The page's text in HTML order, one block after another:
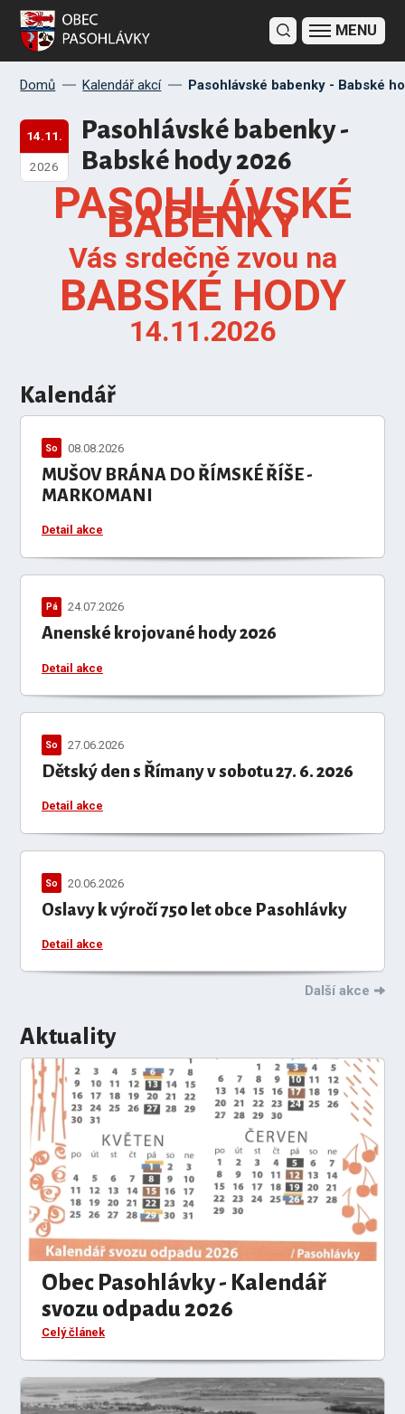
Domů Kalendář akcí Pasohlávské babenky - Babské
Pasohlávské babenky -
Babské hody 2026
14.11.
2026
PASOHLÁVSKÉ
BABENKY
Vás srdečně zvou na
BABSKÉ HODY
14.11.2026
Kalendář
MUŠOV BRÁNA DO ŘÍMSKÉ ŘÍŠE -
MARKOMANI
So 08.08.2026
Detail akce
Anenské krojované hody 2026
Pá 24.07.2026
Detail akce
Dětský den s Římany v sobotu 27. 6. 2026
So 27.06.2026
Detail akce
Oslavy k výročí 750 let obce Pasohlávky
So 20.06.2026
Detail akce
Další akce
Aktuality
Obec Pasohlávky - Kalendář
svozu odpadu 2026
Celý článek